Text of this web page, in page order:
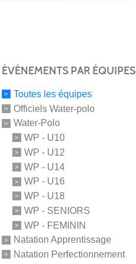
ÉVÉNEMENTS PAR ÉQUIPES
Toutes les équipes
Officiels Water-polo
Water-Polo
WP - U10
WP - U12
WP - U14
WP - U16
WP - U18
WP - SENIORS
WP - FEMININ
Natation Apprentissage
Natation Perfectionnement